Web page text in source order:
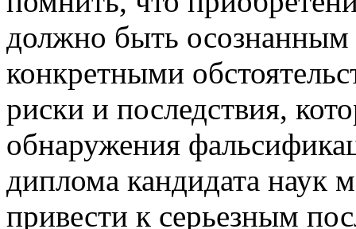
должно быть
конкретными
риски и последствия,
обнаружения
диплома кандидата наук
привести к серьезным